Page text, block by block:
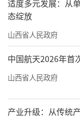
适度多元发展：从
态绽放
山西省人民政府
中国航天2026年首
山西省人民政府
产业升级：从传统